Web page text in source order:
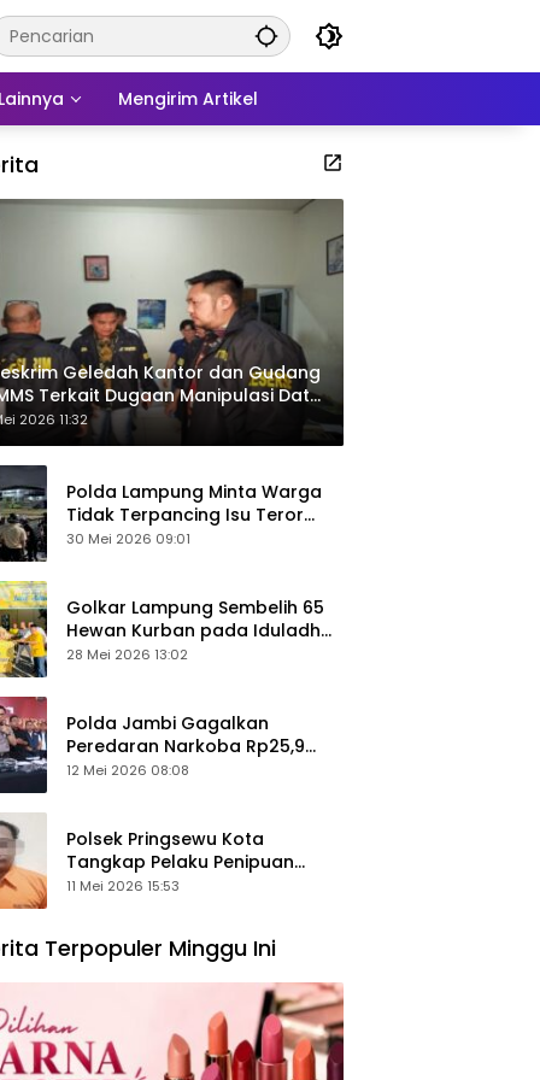
Lainnya Mengirim Artikel
Geledah Kantor dan Gudang
Terkait Dugaan Manipulasi Data
Sawit
2026 11:32
Polda Lampung Minta Warga
Tidak Terpancing Isu Teror
Pocong Palsu, Patroli
30 Mei 2026 09:01
Golkar Lampung Sembelih 65
Hewan Kurban pada Iduladha
1447 Hijriah
28 Mei 2026 13:02
Polda Jambi Gagalkan
Peredaran Narkoba Rp25,9
Miliar, Empat Tersangka
12 Mei 2026 08:08
Polsek Pringsewu Kota
Tangkap Pelaku Penipuan
Mobil, Sempat Kabur ke Jambi
11 Mei 2026 15:53
Terpopuler Minggu Ini